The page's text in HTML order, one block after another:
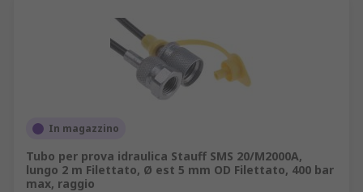
In magazzino
Tubo per prova idraulica Stauff SMS 20/M2000A,
lungo 2 m Filettato, Ø est 5 mm OD Filettato, 400 bar
max, raggio